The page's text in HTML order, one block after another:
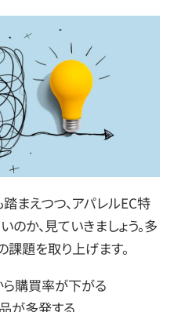
まえつつ、アパレルEC特
か、見ていきましょう。多
題を取り上げます。
ら購買率が下がる
が多発する